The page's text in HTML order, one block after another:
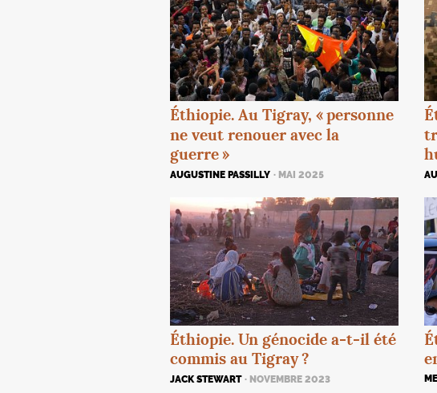
Éthiopie. Au Tigray, «personne
ne veut renouer avec la
guerre »
AUGUSTINE PASSILLY · MAI 2025
Éthiopie. Un génocide a-t-il été
commis au Tigray?
JACK STEWART · NOVEMBRE 2023